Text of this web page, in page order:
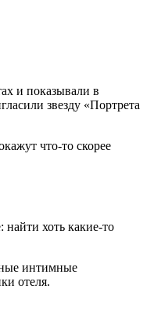
и показывали в
звезду «Портрета
что-то скорее
найти хоть какие-то
интимные
отеля.